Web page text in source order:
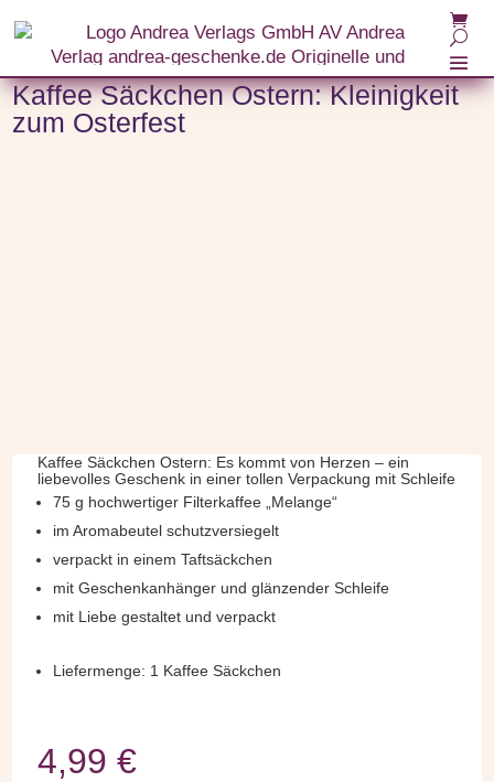
Start Themenwelten/Kaffee/ Kaffee Säckchen Ostern: Kleinigkeit zum Osterfest
Kaffee Säckchen Ostern: Kleinigkeit
zum Osterfest
Kaffee Säckchen Ostern: Es kommt von Herzen – ein
liebevolles Geschenk in einer tollen Verpackung mit Schleife
75 g hochwertiger Filterkaffee „Melange“
im Aromabeutel schutzversiegelt
verpackt in einem Taftsäckchen
mit Geschenkanhänger und glänzender Schleife
mit Liebe gestaltet und verpackt
Liefermenge: 1 Kaffee Säckchen
4,99 €